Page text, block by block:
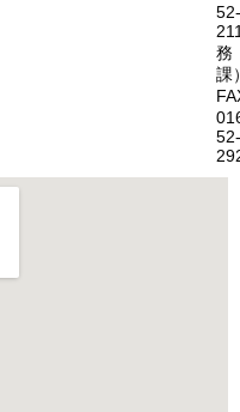
52-
務
課
52-